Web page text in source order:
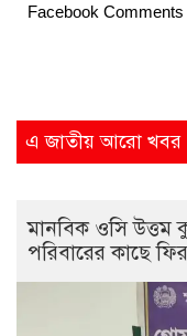
Facebook Comments
এ জাতীয় আরো খবর
মানবিক ওসি উত্তম
পরিবারের কাছে